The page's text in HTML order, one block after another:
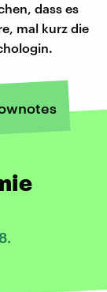
dass es
mal kurz die